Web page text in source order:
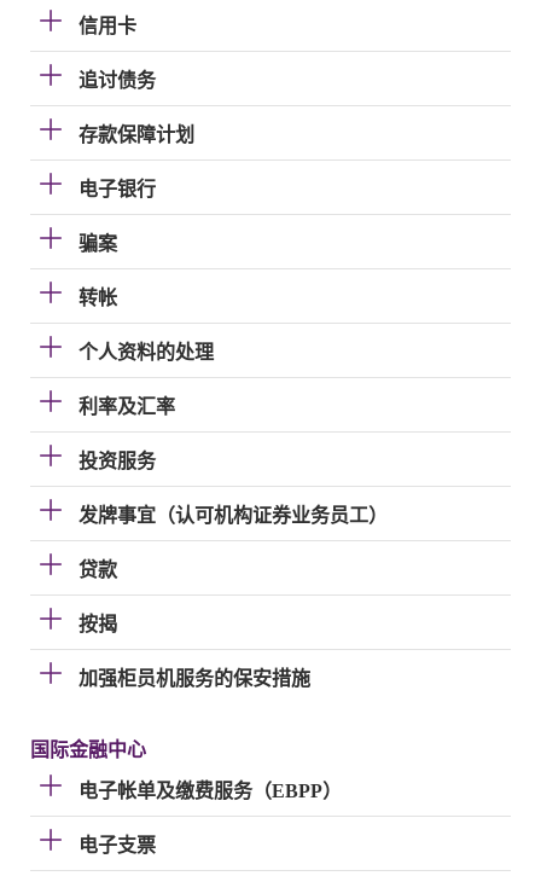
信用卡
追讨债务
存款保障计划
电子银行
骗案
转帐
个人资料的处理
利率及汇率
投资服务
发牌事宜（认可机构证券业务员工）
贷款
按揭
加强柜员机服务的保安措施
国际金融中心
电子帐单及缴费服务（EBPP）
电子支票